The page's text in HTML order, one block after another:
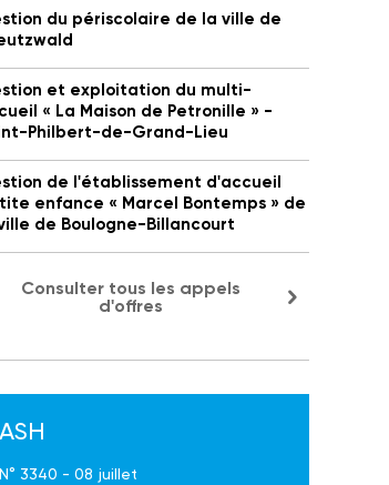
du périscolaire de la ville de
et exploitation du multi-
« La Maison de Petronille » -
Philbert-de-Grand-Lieu
de l'établissement d'accueil
enfance « Marcel Bontemps » de
de Boulogne-Billancourt
Consulter tous les appels
d'offres
ASH
N° 3340 - 08 juillet